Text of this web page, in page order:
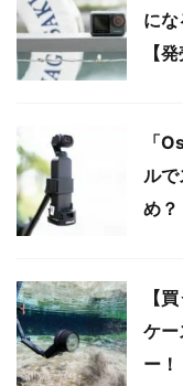
に
【
「
ルで
め？
【
ケー
ー！